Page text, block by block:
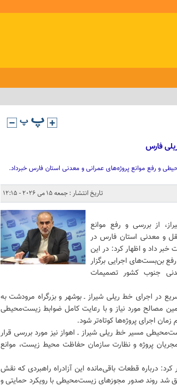
فارس
و رفع موانع پروژه‌های عمرانی و معدنی استان فارس خبرداد.
تاریخ انتشار : جمعه 15 می 2026 - 12:15
از بررسی و رفع موانع
و معدنی استان فارس در
داد و اظهار کرد: در این
بن‌بست‌های اجرایی برگزار
جنوب کشور تصمیمات
در اجرای خط ریلی شیراز ـ بوشهر و بزرگراه مرودشت به
مصالح مورد نیاز و با رعایت کامل ضوابط زیست‌محیطی
اجرای پروژه‌ها کوتاه‌تر شود.
مسیر خط ریلی شیراز ـ اهواز نیز مورد بررسی قرار
پروژه و نظارت سازمان حفاظت محیط زیست، موانع
کرد: درباره قطعات باقی‌مانده این آزادراه راهبردی که نقش
شد روند صدور مجوز‌های زیست‌محیطی با رویکرد حمایتی و